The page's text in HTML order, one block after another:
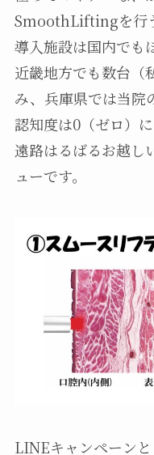
SmoothLiftingを行
導入施設は国内でも
近畿地方でも数台（
み、兵庫県では当院
認知度は0（ゼロ）
遠路はるばるお越し
ューです。
LINEキャンペーン